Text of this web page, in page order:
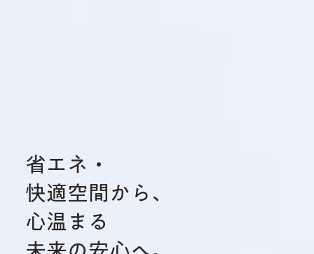
省エネ・
快適空間から、
心温まる